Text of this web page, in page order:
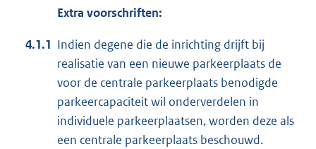
Extra voorschriften:
4.1.1 Indien degene die de inrichting drijft bij
realisatie van een nieuwe parkeerplaats de
voor de centrale parkeerplaats benodigde
parkeercapaciteit wil onderverdelen in
individuele parkeerplaatsen, worden deze als
een centrale parkeerplaats beschouwd.